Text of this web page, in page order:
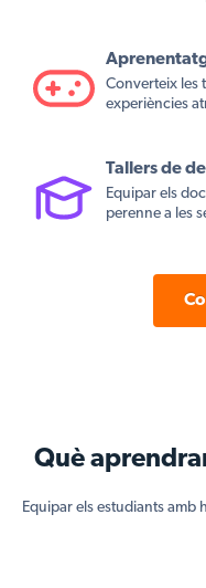
Converteix les
experiències
Tallers de
Equipar els
perenne a les
Què
Equipar els estudiants amb